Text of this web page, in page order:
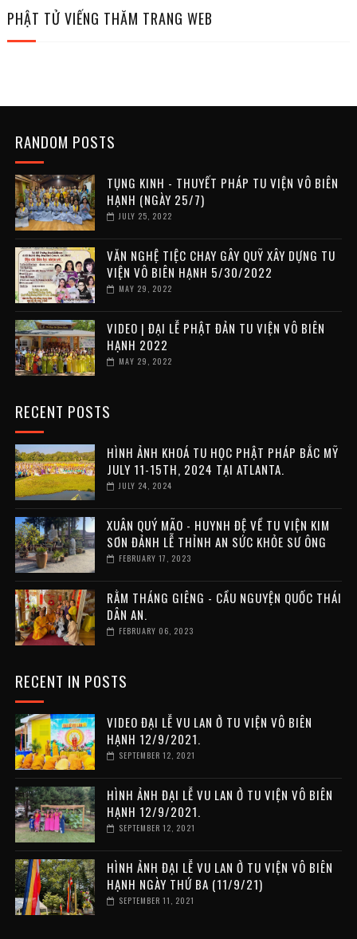
PHẬT TỬ VIẾNG THĂM TRANG WEB
RANDOM POSTS
TỤNG KINH - THUYẾT PHÁP TU VIỆN VÔ BIÊN
HẠNH (NGÀY 25/7)
JULY 25, 2022
VĂN NGHỆ TIỆC CHAY GÂY QUỸ XÂY DỰNG TU
VIỆN VÔ BIÊN HẠNH 5/30/2022
MAY 29, 2022
VIDEO | ĐẠI LỄ PHẬT ĐẢN TU VIỆN VÔ BIÊN
HẠNH 2022
MAY 29, 2022
RECENT POSTS
HÌNH ẢNH KHOÁ TU HỌC PHẬT PHÁP BẮC MỸ
JULY 11-15TH, 2024 TẠI ATLANTA.
JULY 24, 2024
XUÂN QUÝ MÃO - HUYNH ĐỆ VỀ TU VIỆN KIM
SƠN ĐẢNH LỄ THỈNH AN SỨC KHỎE SƯ ÔNG
FEBRUARY 17, 2023
RẰM THÁNG GIÊNG - CẦU NGUYỆN QUỐC THÁI
DÂN AN.
FEBRUARY 06, 2023
RECENT IN POSTS
VIDEO ĐẠI LỄ VU LAN Ở TU VIỆN VÔ BIÊN
HẠNH 12/9/2021.
SEPTEMBER 12, 2021
HÌNH ẢNH ĐẠI LỄ VU LAN Ở TU VIỆN VÔ BIÊN
HẠNH 12/9/2021.
SEPTEMBER 12, 2021
HÌNH ẢNH ĐẠI LỄ VU LAN Ở TU VIỆN VÔ BIÊN
HẠNH NGÀY THỨ BA (11/9/21)
SEPTEMBER 11, 2021